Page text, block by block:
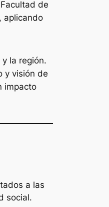
de
aplicando
la región.
y visión de
impacto
a las
social.